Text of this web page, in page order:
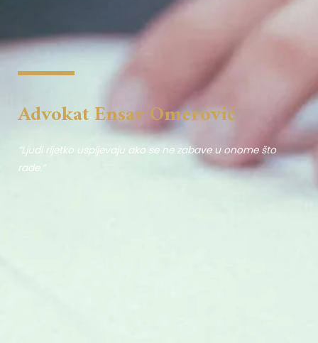
Advokat Ensar Omerović
“Ljudi rijetko uspijevaju ako se ne zabave u onome što
rade.”